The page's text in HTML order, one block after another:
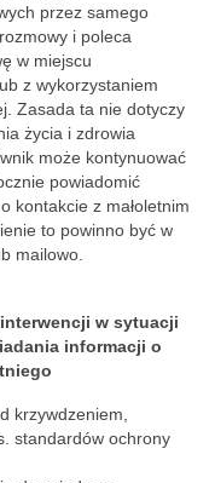
przez samego
i poleca
w miejscu
z wykorzystaniem
Zasada ta nie dotyczy
życia i zdrowia
może kontynuować
powiadomić
kontakcie z małoletnim
to powinno być w
mailowo.
w sytuacji
informacji o
krzywdzeniem,
standardów ochrony